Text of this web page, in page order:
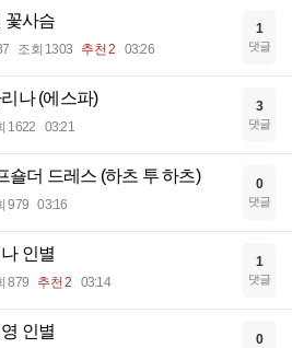
꽃사슴
조회 1303 추천 2 03:26
1
댓글
나 (에스파)
1622 03:21
3
댓글
숄더 드레스 (하츠 투 하츠)
979 03:16
0
댓글
인별
879 추천 2 03:14
1
댓글
인별 0